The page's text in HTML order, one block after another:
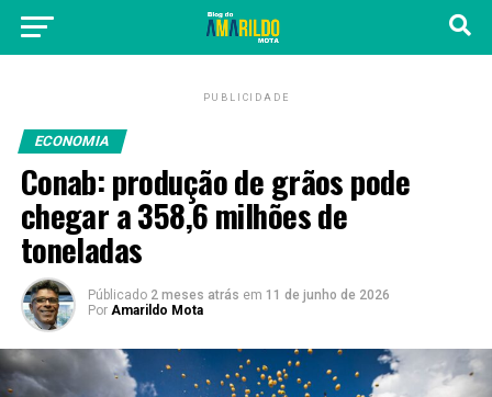
PUBLICIDADE
ECONOMIA
Conab: produção de grãos pode
chegar a 358,6 milhões de
toneladas
Públicado 2 meses atrás em 11 de junho de 2026
Por Amarildo Mota